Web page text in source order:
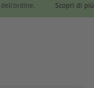
Scopri di più